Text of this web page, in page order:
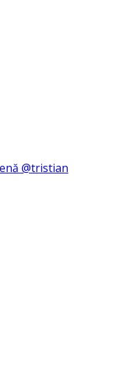
@tristian